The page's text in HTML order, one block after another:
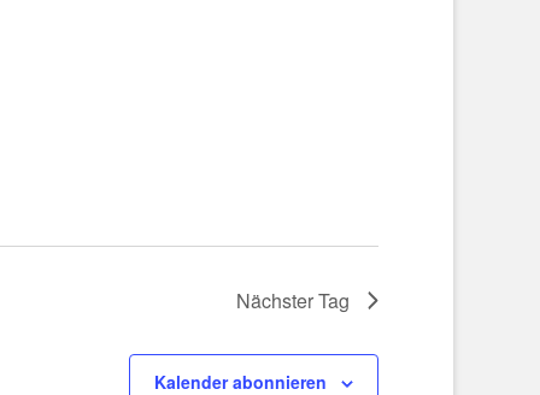
Nächster Tag
Kalender abonnieren